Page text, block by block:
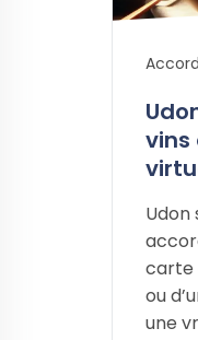
vins
Udon
carte
ou
une